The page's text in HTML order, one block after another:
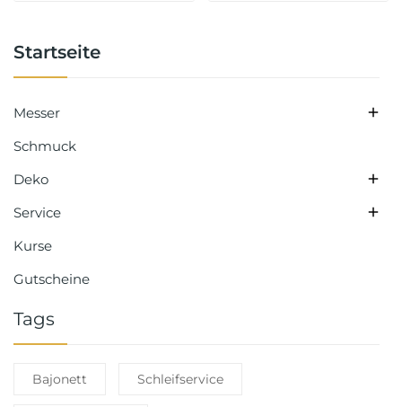
Startseite
Messer 
Schmuck
Deko

Service 
Kurse
Gutscheine
Tags
Bajonett Schleifservice